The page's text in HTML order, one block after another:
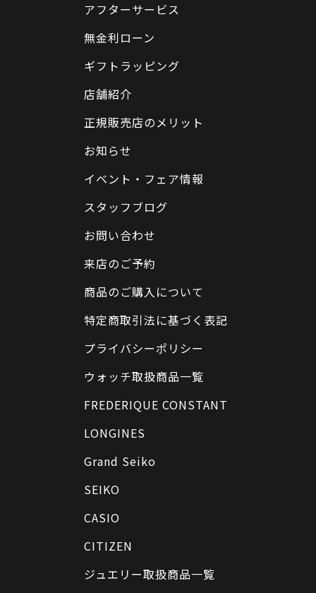
アフターサービス
無金利ローン
ギフトラッピング
店舗紹介
正規販売店のメリット
お知らせ
イベント・フェア情報
スタッフブログ
お問い合わせ
来店のご予約
商品のご購入について
特定商取引法に基づく表記
プライバシーポリシー
ウォッチ取扱商品一覧
FREDERIQUE CONSTANT
LONGINES
Grand Seiko
SEIKO
CASIO
CITIZEN
ジュエリー取扱商品一覧